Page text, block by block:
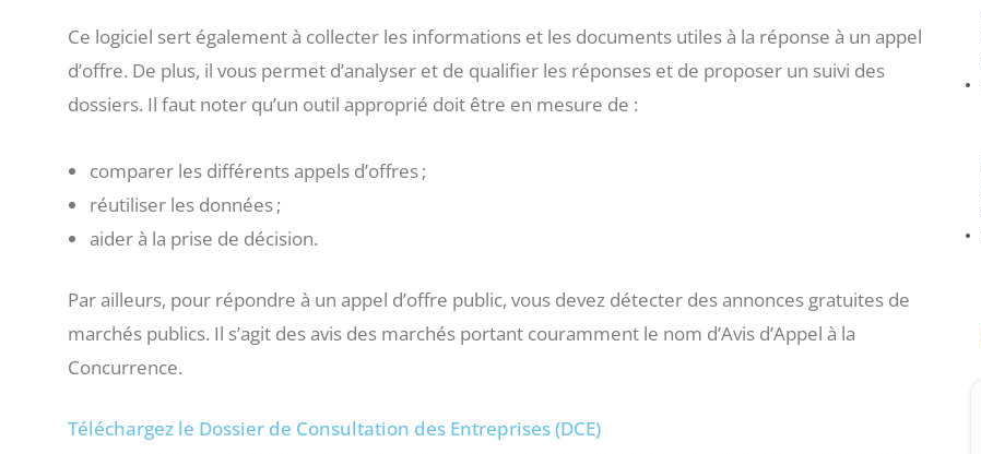
Ce logiciel sert également à collecter les informations et les documents utiles à la réponse à un appel
d’offre. De plus, il vous permet d’analyser et de qualifier les réponses et de proposer un suivi des
dossiers. Il faut noter qu’un outil approprié doit être en mesure de :
comparer les différents appels d’offres ;
réutiliser les données ;
aider à la prise de décision.
Par ailleurs, pour répondre à un appel d’offre public, vous devez détecter des annonces gratuites de
marchés publics. Il s’agit des avis des marchés portant couramment le nom d’Avis d’Appel à la
Concurrence.
Téléchargez le Dossier de Consultation des Entreprises (DCE)